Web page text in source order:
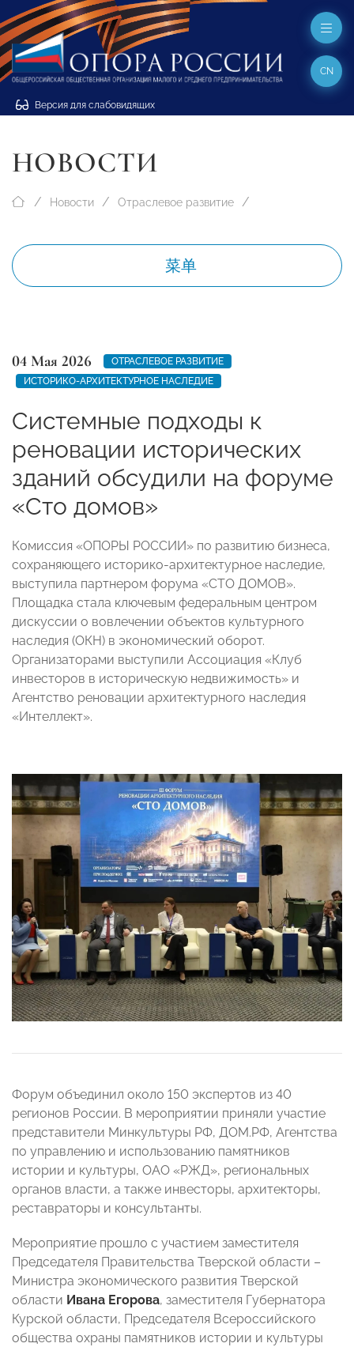
Версия для слабовидящих
CN
НОВОСТИ
Новости Отраслевое развитие
菜单
04 Мая 2026
ОТРАСЛЕВОЕ РАЗВИТИЕ
ИСТОРИКО-АРХИТЕКТУРНОЕ НАСЛЕДИЕ
Системные подходы к
реновации исторических
зданий обсудили на форуме
«Сто домов»
Комиссия «ОПОРЫ РОССИИ» по развитию бизнеса,
сохраняющего историко-архитектурное наследие,
выступила партнером форума «СТО ДОМОВ».
Площадка стала ключевым федеральным центром
дискуссии о вовлечении объектов культурного
наследия (ОКН) в экономический оборот.
Организаторами выступили Ассоциация «Клуб
инвесторов в историческую недвижимость» и
Агентство реновации архитектурного наследия
«Интеллект».
Форум объединил около 150 экспертов из 40
регионов России. В мероприятии приняли участие
представители Минкультуры РФ, ДОМ.РФ, Агентства
по управлению и использованию памятников
истории и культуры, ОАО «РЖД», региональных
органов власти, а также инвесторы, архитекторы,
реставраторы и консультанты.
Мероприятие прошло с участием заместителя
Председателя Правительства Тверской области –
Министра экономического развития Тверской
области Ивана Егорова, заместителя Губернатора
Курской области, Председателя Всероссийского
общества охраны памятников истории и культуры